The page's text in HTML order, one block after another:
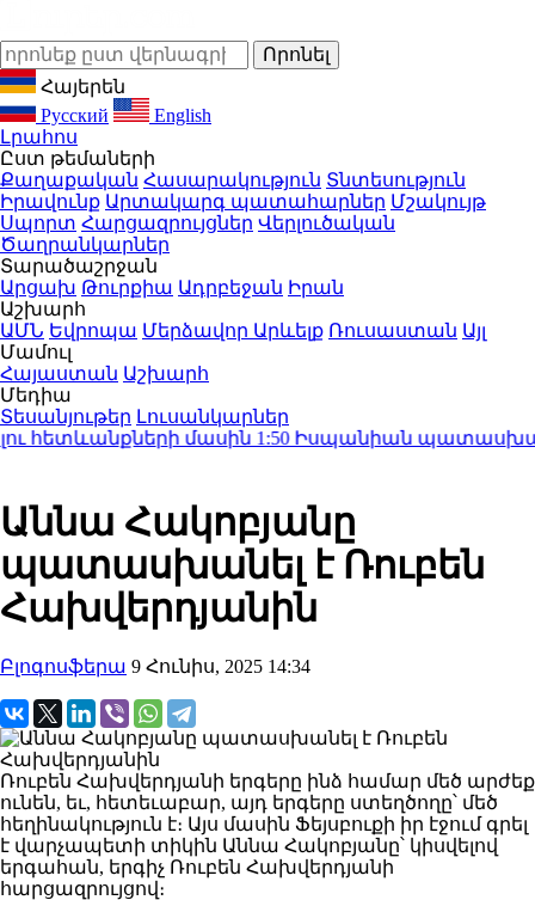
Հայերեն
Русский
English
Լրահոս
Ըստ թեմաների
Քաղաքական Հասարակություն Տնտեսություն
Իրավունք Արտակարգ պատահարներ Մշակույթ
Սպորտ Հարցազրույցներ Վերլուծական
Ծաղրանկարներ
Տարածաշրջան
Արցախ Թուրքիա Ադրբեջան Իրան
Աշխարհ
ԱՄՆ Եվրոպա Մերձավոր Արևելք Ռուսաստան Այլ
Մամուլ
Հայաստան Աշխարհ
Մեդիա
Տեսանյութեր Լուսանկարներ
հետևանքների մասին1:50 Իսպանիան պատասխան
Աննա Հակոբյանը
պատասխանել է Ռուբեն
Հախվերդյանին
Բլոգոսֆերա 9 Հունիս, 2025 14:34
Ռուբեն Հախվերդյանի երգերը ինձ համար մեծ արժեք
ունեն, եւ, հետեւաբար, այդ երգերը ստեղծողը՝ մեծ
հեղինակություն է։ Այս մասին Ֆեյսբուքի իր էջում գրել
է վարչապետի տիկին Աննա Հակոբյանը՝ կիսվելով
երգահան, երգիչ Ռուբեն Հախվերդյանի
հարցազրույցով։